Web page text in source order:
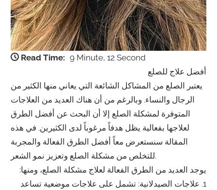
Read Time: 9 Minute, 12 Second
أفضل علاج للصلع
يعتبر الصلع من المشاكل الشائعة التي يعاني منها الكثير من
الرجال والنساء. وبالرغم من أن هناك العديد من العلاجات
المتوفرة لمشكلة الصلع إلا أن البحث عن أفضل الطرق
لعلاجها بفعالية يظل هدفاً مرغوباً لدى الكثيرين. في هذه
المقالة سنستعرض معاً أفضل الطرق الفعالة والمجربة
للتخلص من مشكلة الصلع وتعزيز نمو الشعر.
يوجد العديد من الطرق الفعالة لعلاج مشكلة الصلع، ومنها:
1. علاجات الصيدلانية: تشمل على علاجات موضعية تساعد